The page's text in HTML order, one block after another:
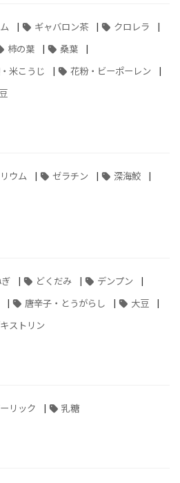
| ギャバロン茶 | クロレラ |
柿の葉 | 桑葉 |
米こうじ | 花粉・ビーポーレン |
ウム | ゼラチン | 深海鮫 |
| どくだみ | デンプン |
| 唐辛子・とうがらし | 大豆 |
ストリン
リック | 乳糖